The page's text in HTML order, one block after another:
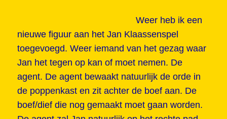
Weer heb ik een
nieuwe figuur aan het Jan Klaassenspel
toegevoegd. Weer iemand van het gezag waar
Jan het tegen op kan of moet nemen. De
agent. De agent bewaakt natuurlijk de orde in
de poppenkast en zit achter de boef aan. De
boef/dief die nog gemaakt moet gaan worden.